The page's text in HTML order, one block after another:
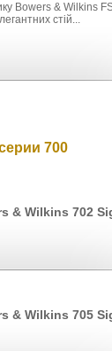
Bowers & Wilkins
стій...
700
& Wilkins 702
& Wilkins 705